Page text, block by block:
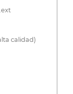
calidad)